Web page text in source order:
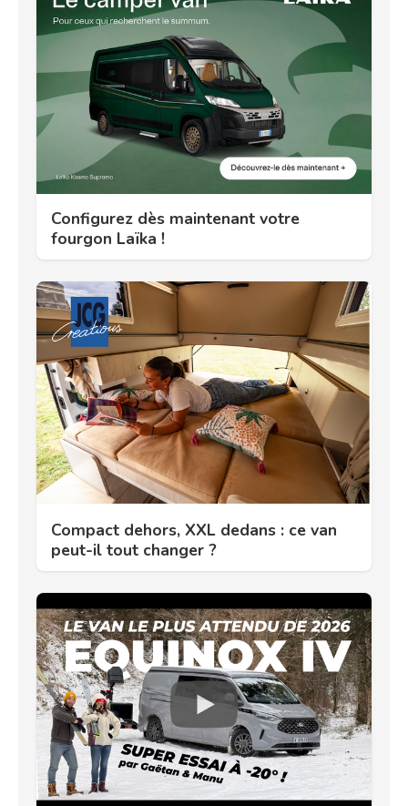
Configurez dès maintenant votre
fourgon Laïka !
Compact dehors, XXL dedans : ce van
peut-il tout changer ?